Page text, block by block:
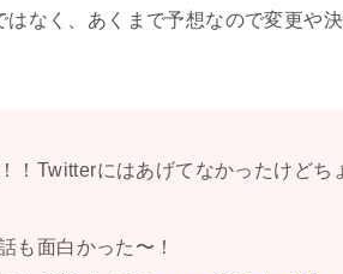
はなく、あくまで予想なので変更や
！Twitterにはあげてなかったけど
も面白かった〜！